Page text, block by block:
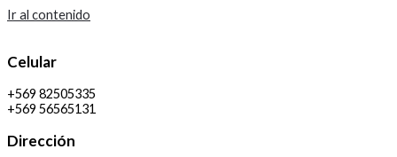
Ir al contenido
Celular
+569 82505335
+569 56565131
Dirección